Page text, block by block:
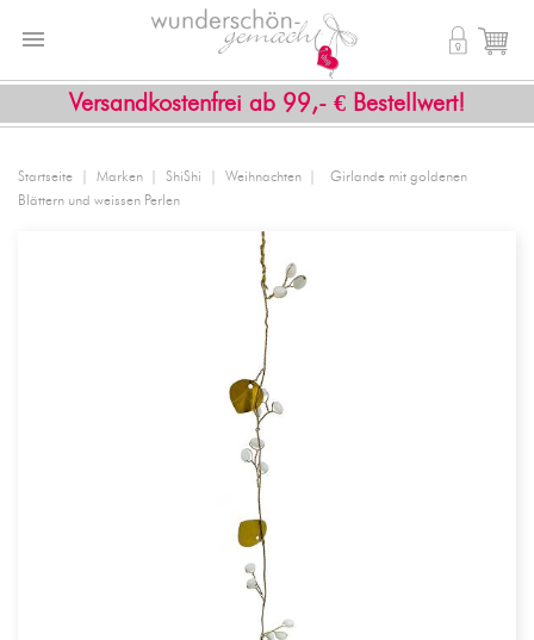
Versandkostenfrei ab 99,- € Bestellwert!
 shopping_cart

Startseite Marken ShiShi Weihnachten
Girlande mit goldenen
Blättern und weissen Perlen